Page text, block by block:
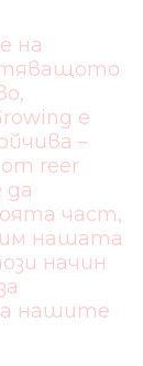
на
е
–
reer
да
част,
нашата
начин
нашите